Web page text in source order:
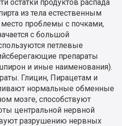
остатки продуктов распада
из тела естественным
проблемы с почками,
с большой
петлевые
препараты
и иные наименования).
Глицин, Пирацетам и
нормальные обменные
мозге, способствуют
центральной нервной
разрушению нервных